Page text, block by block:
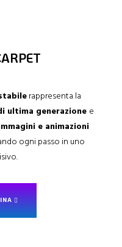
rappresenta la
ultima generazione e
e animazioni
ogni passo in uno